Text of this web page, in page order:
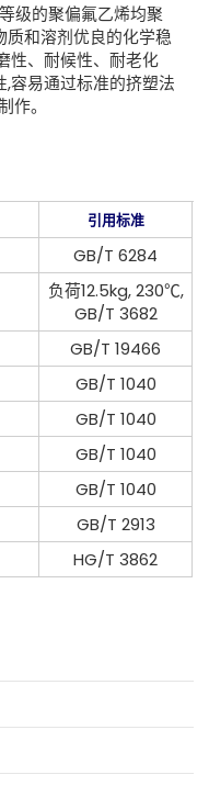
级的聚偏氟乙烯均聚
和溶剂优良的化学稳
性、耐候性、耐老化
容易通过标准的挤塑法
作。
引用标准
GB/T 6284
负荷12.5kg, 230℃,
GB/T 3682
GB/T 19466
GB/T 1040
GB/T 1040
GB/T 1040
GB/T 1040
GB/T 2913
HG/T 3862